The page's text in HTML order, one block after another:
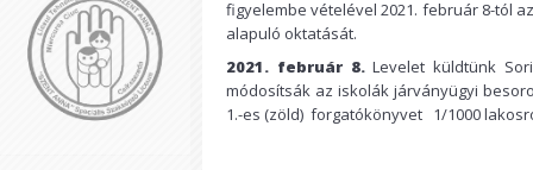
figyelembe vételével 2021. február 8-tól
alapuló oktatását.
2021. február 8.Levelet küldtünk
módosítsák az iskolák járványügyi
1.-es (zöld) forgatókönyvet 1/1000